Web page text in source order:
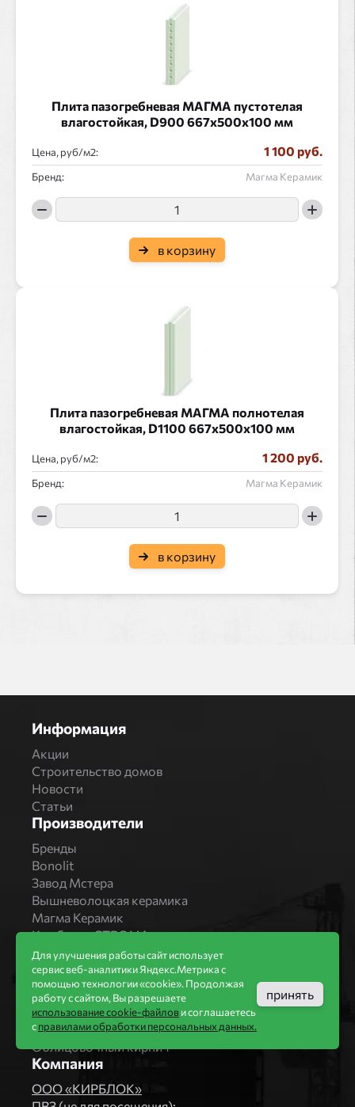
Плита пазогребневая МАГМА пустотелая
влагостойкая, D900 667x500x100 мм
Цена, руб/ : 1 100 руб.
Бренд: Магма Керамик
в корзину
Плита пазогребневая МАГМА полнотелая
влагостойкая, D1100 667x500x100 мм
Цена, руб/ : 1 200 руб.
Бренд: Магма Керамик
в корзину
Информация
Акции
Строительство домов
Новости
Статьи
Производители
Бренды
Bonolit
Завод Мстера
Вышневолоцкая керамика
Магма Керамик
Комбинат СТРОМА
Вяземский кирпичный завод
Продукция
Каталог
Блоки Bonolit
Строительный кирпич
Облицовочный кирпич
Компания
ООО «КИРБЛОК»
Для улучшения работы сайт использует
сервис веб-аналитики Яндекс.Метрика с
помощью технологии «cookie». Продолжая
работу с сайтом, Вы разрешаете
использование cookie-файлови соглашаетесь
справилами обработки персональных данных.
принять